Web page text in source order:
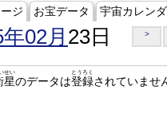
ジ お宝データ 宇宙カレン
02月 23日 >
星
せい
のデータは登録
とうろく
されていませ